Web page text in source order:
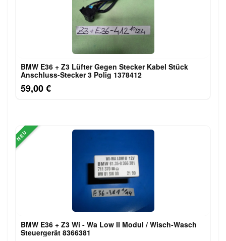
BMW E36 + Z3 Lüfter Gegen Stecker Kabel Stück
Anschluss-Stecker 3 Polig 1378412
59,00 €
NEU
BMW E36 + Z3 Wi - Wa Low II Modul / Wisch-Wasch
Steuergerät 8366381